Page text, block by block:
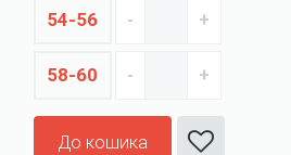
54-56
58-60
До кошика